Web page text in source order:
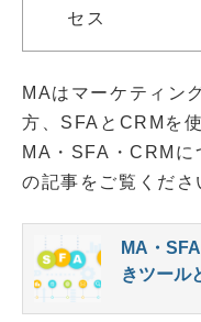
セス
MAはマーケティン
方、SFAとCRMを
MA・SFA・CRMに
の記事をご覧くださ
MA・
きツール